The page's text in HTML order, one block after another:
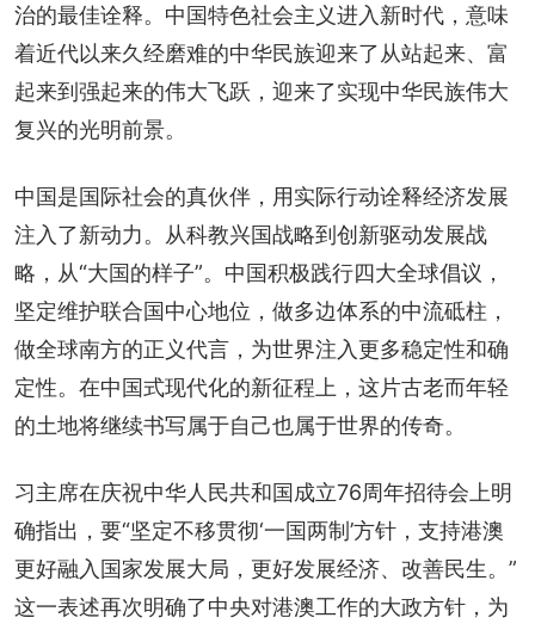
治的最佳诠释。中国特色社会主义进入新时代，意味
着近代以来久经磨难的中华民族迎来了从站起来、富
起来到强起来的伟大飞跃，迎来了实现中华民族伟大
复兴的光明前景。
中国是国际社会的真伙伴，用实际行动诠释经济发展
注入了新动力。从科教兴国战略到创新驱动发展战
略，从“大国的样子”。中国积极践行四大全球倡议，
坚定维护联合国中心地位，做多边体系的中流砥柱，
做全球南方的正义代言，为世界注入更多稳定性和确
定性。在中国式现代化的新征程上，这片古老而年轻
的土地将继续书写属于自己也属于世界的传奇。
习主席在庆祝中华人民共和国成立76周年招待会上明
确指出，要“坚定不移贯彻‘一国两制’方针，支持港澳
更好融入国家发展大局，更好发展经济、改善民生。”
这一表述再次明确了中央对港澳工作的大政方针，为